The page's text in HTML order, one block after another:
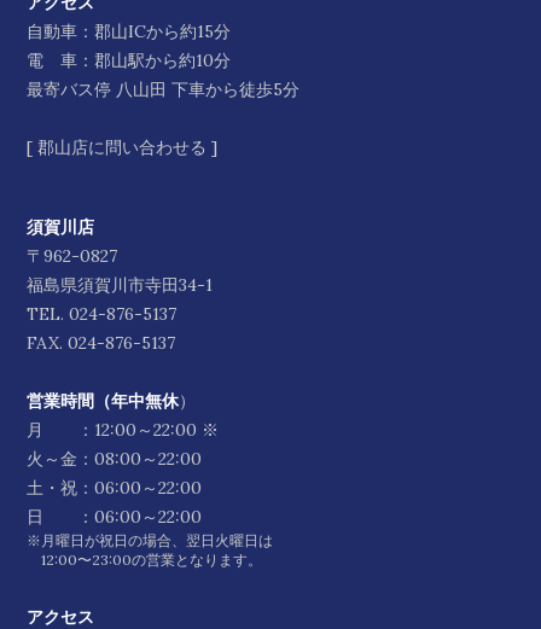
自動車：郡山ICから約15分
電 車：郡山駅から約10分
最寄バス停 八山田 下車から徒歩5分
[郡山店に問い合わせる ]
須賀川店
〒962-0827
福島県須賀川市寺田34-1
TEL.024-876-5137
FAX. 024-876-5137
営業時間（年中無休）
月 ：12:00～22:00 ※
火～金：08:00～22:00
土・祝：06:00～22:00
日 ：06:00～22:00
※月曜日が祝日の場合、翌日火曜日は
12:00〜23:00の営業となります。
アクセス